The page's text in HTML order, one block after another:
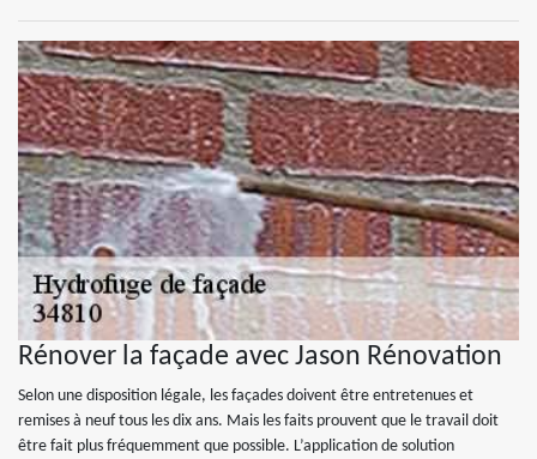
Rénover la façade avec Jason Rénovation
Selon une disposition légale, les façades doivent être entretenues et
remises à neuf tous les dix ans. Mais les faits prouvent que le travail doit
être fait plus fréquemment que possible. L’application de solution